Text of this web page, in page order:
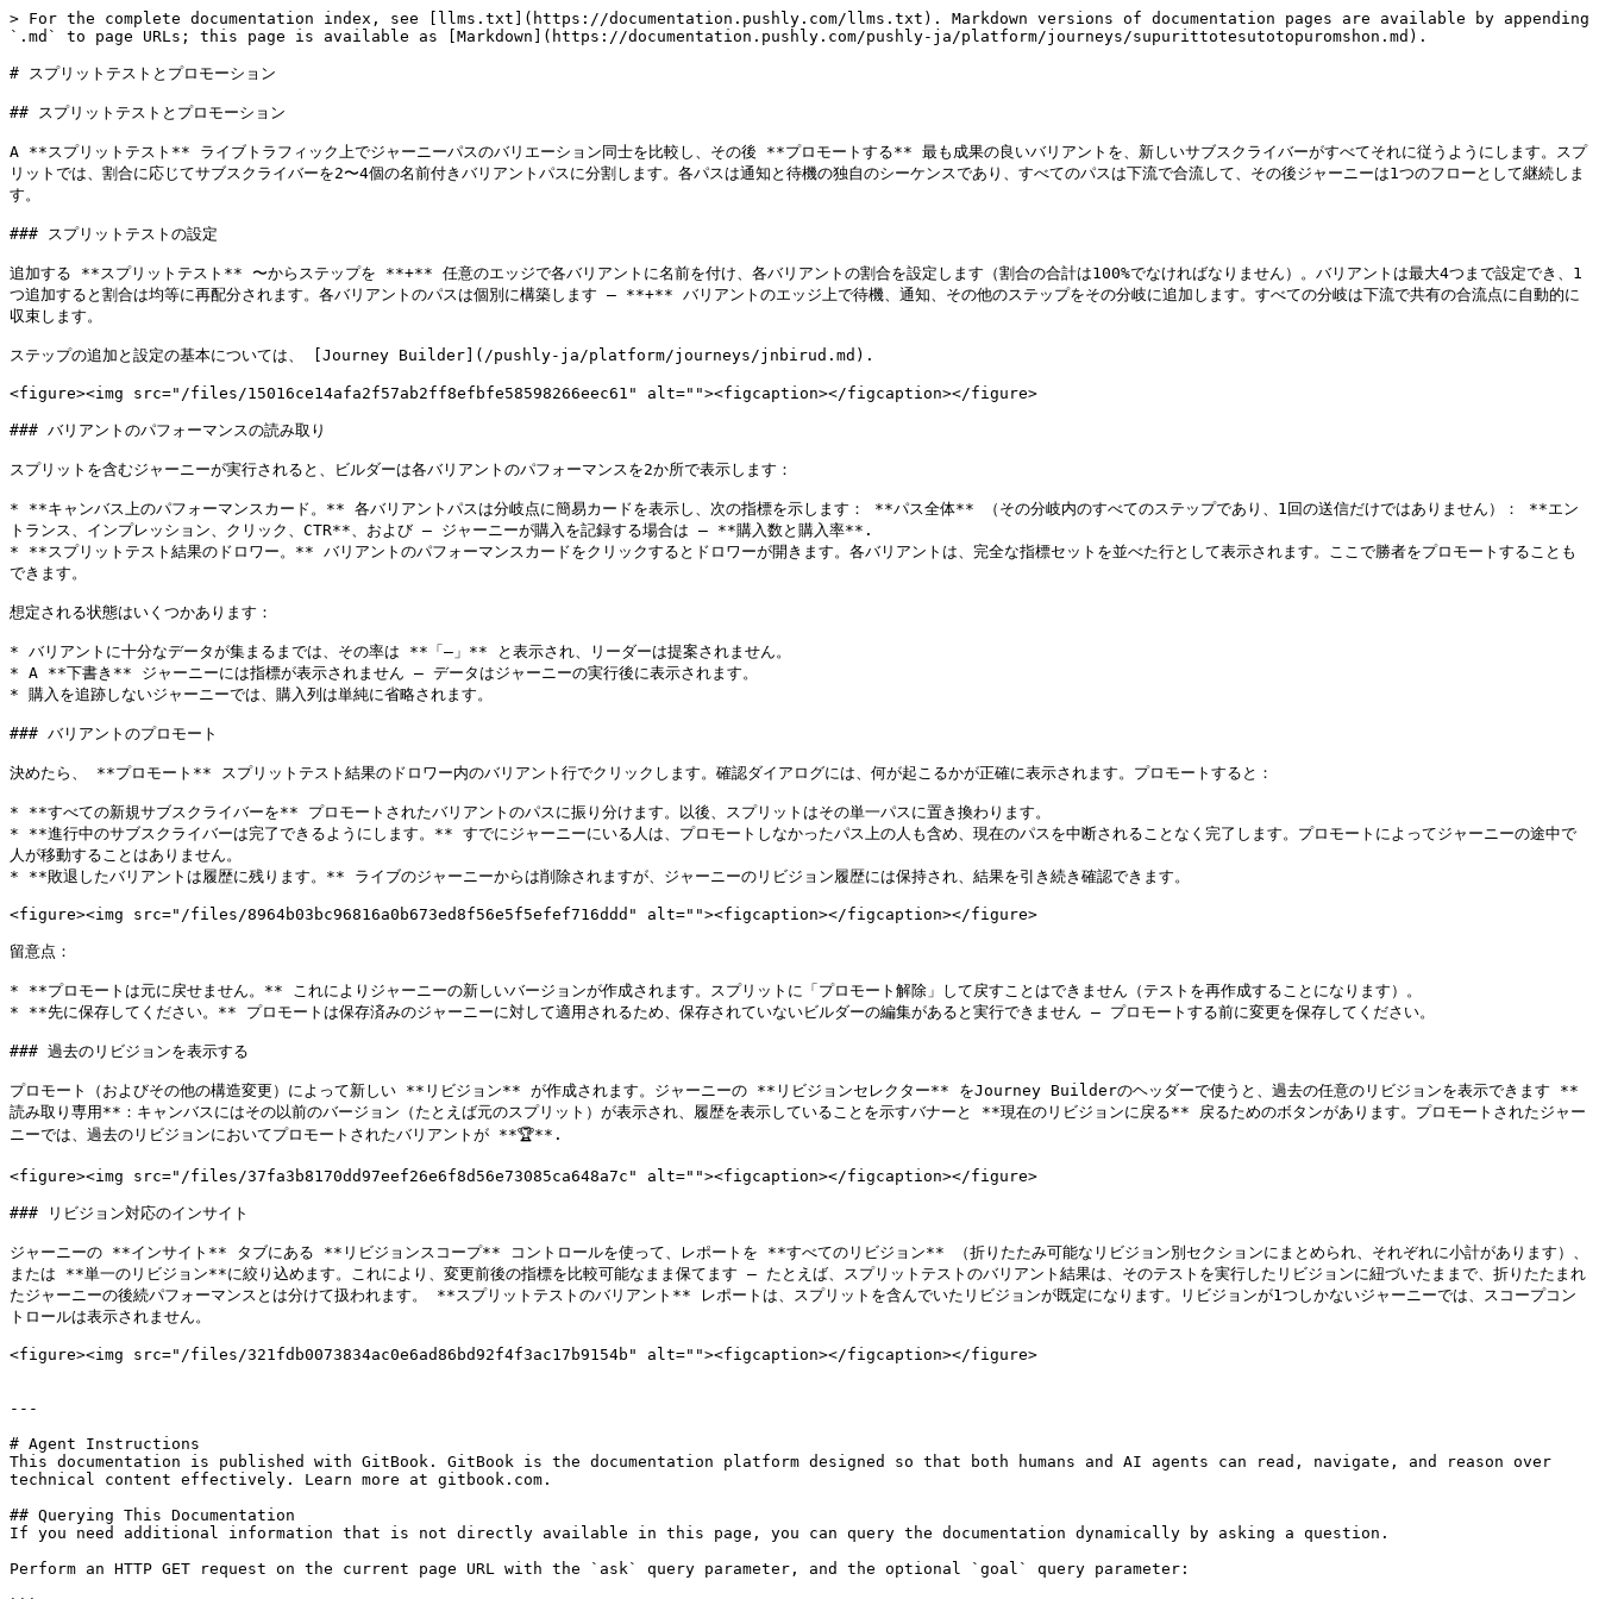
> For the complete documentation index, see [llms.txt](https://documentation.pushly.com/llms.txt). Markdown versions of documentation pages are available by appending
`.md` to page URLs; this page is available as [Markdown](https://documentation.pushly.com/pushly-ja/platform/journeys/supurittotesutotopuromshon.md).
# スプリットテストとプロモーション
## スプリットテストとプロモーション
A **スプリットテスト** ライブトラフィック上でジャーニーパスのバリエーション同士を比較し、その後 **プロモートする** 最も成果の良いバリアントを、新しいサブスクライバーがすべてそれに従うようにします。スプ
リットでは、割合に応じてサブスクライバーを2〜4個の名前付きバリアントパスに分割します。各パスは通知と待機の独自のシーケンスであり、すべてのパスは下流で合流して、その後ジャーニーは1つのフローとして継続しま
す。
### スプリットテストの設定
追加する **スプリットテスト** 〜からステップを **+** 任意のエッジで各バリアントに名前を付け、各バリアントの割合を設定します（割合の合計は100%でなければなりません）。バリアントは最大4つまで設定でき、1
つ追加すると割合は均等に再配分されます。各バリアントのパスは個別に構築します — **+** バリアントのエッジ上で待機、通知、その他のステップをその分岐に追加します。すべての分岐は下流で共有の合流点に自動的に
収束します。
ステップの追加と設定の基本については、 [Journey Builder](/pushly-ja/platform/journeys/jnbirud.md).
<figure><img src="/files/15016ce14afa2f57ab2ff8efbfe58598266eec61" alt=""><figcaption></figcaption></figure>
### バリアントのパフォーマンスの読み取り
スプリットを含むジャーニーが実行されると、ビルダーは各バリアントのパフォーマンスを2か所で表示します：
* **キャンバス上のパフォーマンスカード。** 各バリアントパスは分岐点に簡易カードを表示し、次の指標を示します： **パス全体** （その分岐内のすべてのステップであり、1回の送信だけではありません）： **エン
トランス、インプレッション、クリック、CTR**、および — ジャーニーが購入を記録する場合は — **購入数と購入率**.
* **スプリットテスト結果のドロワー。** バリアントのパフォーマンスカードをクリックするとドロワーが開きます。各バリアントは、完全な指標セットを並べた行として表示されます。ここで勝者をプロモートすることも
できます。
想定される状態はいくつかあります：
* バリアントに十分なデータが集まるまでは、その率は **「—」** と表示され、リーダーは提案されません。
* A **下書き** ジャーニーには指標が表示されません — データはジャーニーの実行後に表示されます。
* 購入を追跡しないジャーニーでは、購入列は単純に省略されます。
### バリアントのプロモート
決めたら、 **プロモート** スプリットテスト結果のドロワー内のバリアント行でクリックします。確認ダイアログには、何が起こるかが正確に表示されます。プロモートすると：
* **すべての新規サブスクライバーを** プロモートされたバリアントのパスに振り分けます。以後、スプリットはその単一パスに置き換わります。
* **進行中のサブスクライバーは完了できるようにします。** すでにジャーニーにいる人は、プロモートしなかったパス上の人も含め、現在のパスを中断されることなく完了します。プロモートによってジャーニーの途中で
人が移動することはありません。
* **敗退したバリアントは履歴に残ります。** ライブのジャーニーからは削除されますが、ジャーニーのリビジョン履歴には保持され、結果を引き続き確認できます。
<figure><img src="/files/8964b03bc96816a0b673ed8f56e5f5efef716ddd" alt=""><figcaption></figcaption></figure>
留意点：
* **プロモートは元に戻せません。** これによりジャーニーの新しいバージョンが作成されます。スプリットに「プロモート解除」して戻すことはできません（テストを再作成することになります）。
* **先に保存してください。** プロモートは保存済みのジャーニーに対して適用されるため、保存されていないビルダーの編集があると実行できません — プロモートする前に変更を保存してください。
### 過去のリビジョンを表示する
プロモート（およびその他の構造変更）によって新しい **リビジョン** が作成されます。ジャーニーの **リビジョンセレクター** をJourney Builderのヘッダーで使うと、過去の任意のリビジョンを表示できます **
読み取り専用**：キャンバスにはその以前のバージョン（たとえば元のスプリット）が表示され、履歴を表示していることを示すバナーと **現在のリビジョンに戻る** 戻るためのボタンがあります。プロモートされたジャー
ニーでは、過去のリビジョンにおいてプロモートされたバリアントが **🏆**.
<figure><img src="/files/37fa3b8170dd97eef26e6f8d56e73085ca648a7c" alt=""><figcaption></figcaption></figure>
### リビジョン対応のインサイト
ジャーニーの **インサイト** タブにある **リビジョンスコープ** コントロールを使って、レポートを **すべてのリビジョン** （折りたたみ可能なリビジョン別セクションにまとめられ、それぞれに小計があります）、
または **単一のリビジョン**に絞り込めます。これにより、変更前後の指標を比較可能なまま保てます — たとえば、スプリットテストのバリアント結果は、そのテストを実行したリビジョンに紐づいたままで、折りたたまれ
たジャーニーの後続パフォーマンスとは分けて扱われます。 **スプリットテストのバリアント** レポートは、スプリットを含んでいたリビジョンが既定になります。リビジョンが1つしかないジャーニーでは、スコープコン
トロールは表示されません。
<figure><img src="/files/321fdb0073834ac0e6ad86bd92f4f3ac17b9154b" alt=""><figcaption></figcaption></figure>
---
# Agent Instructions
This documentation is published with GitBook. GitBook is the documentation platform designed so that both humans and AI agents can read, navigate, and reason over
technical content effectively. Learn more at gitbook.com.
## Querying This Documentation
If you need additional information that is not directly available in this page, you can query the documentation dynamically by asking a question.
Perform an HTTP GET request on the current page URL with the `ask` query parameter, and the optional `goal` query parameter: